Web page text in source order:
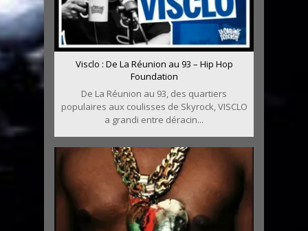
Visclo : De La Réunion au 93 – Hip Hop
Foundation
De La Réunion au 93, des quartiers
populaires aux coulisses de Skyrock, VISCLO
a grandi entre déracin...